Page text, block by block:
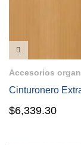
Accesorios
Cinturonero
$6,339.30